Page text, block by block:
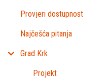
Provjeri dostupnost
Najčešća pitanja
Grad Krk
Projekt